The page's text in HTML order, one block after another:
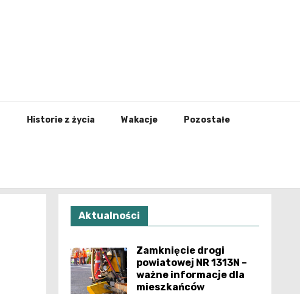
Historie z życia Wakacje Pozostałe
Aktualności
Zamknięcie drogi
powiatowej NR 1313N –
ważne informacje dla
mieszkańców